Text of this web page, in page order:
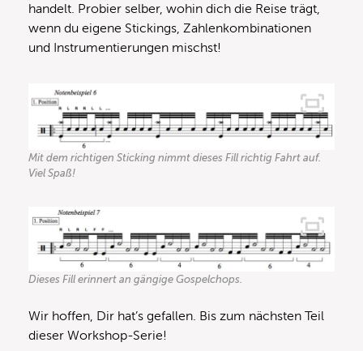
handelt. Probier selber, wohin dich die Reise trägt,
wenn du eigene Stickings, Zahlenkombinationen
und Instrumentierungen mischst!
Mit dem richtigen Sticking nimmt dieses Fill richtig Fahrt auf.
Viel Spaß!
Dieses Fill erinnert an gängige Gospelchops.
Wir hoffen, Dir hat’s gefallen. Bis zum nächsten Teil
dieser Workshop-Serie!